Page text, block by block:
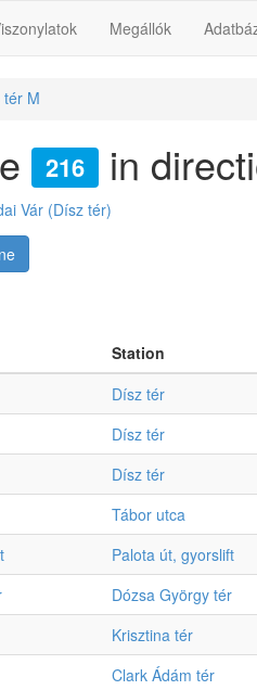
Megállók
tér M
216 in
Vár (Dísz tér)
Station
Dísz tér
Dísz tér
Dísz tér
Tábor utca
Palota út, gyorslift
Dózsa György tér
Krisztina tér
Clark Ádám tér